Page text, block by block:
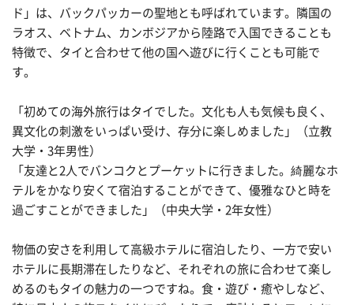
ド」は、バックパッカーの聖地とも呼ばれています。隣国の
ラオス、ベトナム、カンボジアから陸路で入国できることも
特徴で、タイと合わせて他の国へ遊びに行くことも可能で
す。
「初めての海外旅行はタイでした。文化も人も気候も良く、
異文化の刺激をいっぱい受け、存分に楽しめました」（立教
大学・3年男性）
「友達と2人でバンコクとプーケットに行きました。綺麗なホ
テルをかなり安くて宿泊することができて、優雅なひと時を
過ごすことができました」（中央大学・2年女性）
物価の安さを利用して高級ホテルに宿泊したり、一方で安い
ホテルに長期滞在したりなど、それぞれの旅に合わせて楽し
めるのもタイの魅力の一つですね。食・遊び・癒やしなど、